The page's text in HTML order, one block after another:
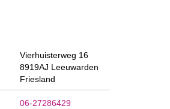
Vierhuisterweg 16
8919AJ Leeuwarden
Friesland
06-27286429